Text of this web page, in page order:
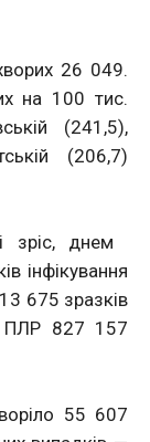
26 049.
на 100 тис.
(241,5),
(206,7)
зріс, днем
інфікування
675 зразків
ПЛР 827 157
55 607